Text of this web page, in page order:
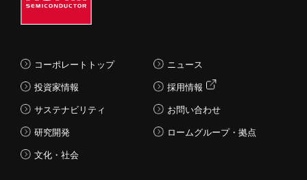
コーポレートトップ
投資家情報
サステナビリティ
研究開発
文化・社会
ニュース
採用情報
お問い合わせ
ロームグループ・拠点